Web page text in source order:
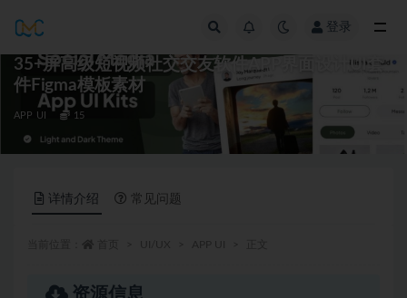
登录
35+屏高级短视频社交交友软件APP界面设计UI套
件Figma模板素材
APP UI 15
详情介绍 常见问题